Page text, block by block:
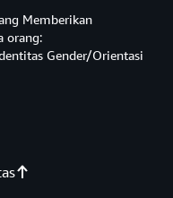
Memberikan
orang:
Gender/Orientasi